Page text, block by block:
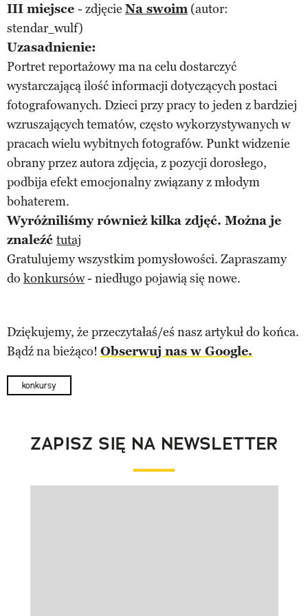
III miejsce - zdjęcie Na swoim (autor:
stendar_wulf)
Uzasadnienie:
Portret reportażowy ma na celu dostarczyć
wystarczającą ilość informacji dotyczących postaci
fotografowanych. Dzieci przy pracy to jeden z bardziej
wzruszających tematów, często wykorzystywanych w
pracach wielu wybitnych fotografów. Punkt widzenie
obrany przez autora zdjęcia, z pozycji dorosłego,
podbija efekt emocjonalny związany z młodym
bohaterem.
Wyróżniliśmy również kilka zdjęć. Można je
znaleźć tutaj
Gratulujemy wszystkim pomysłowości. Zapraszamy
do konkursów- niedługo pojawią się nowe.
Dziękujemy, że przeczytałaś/eś nasz artykuł do końca.
Bądź na bieżąco! Obserwuj nas w Google.
konkursy
ZAPISZ SIĘ NA NEWSLETTER